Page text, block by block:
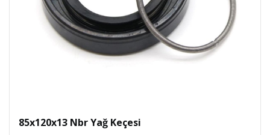
85x120x13 Nbr Yağ Keçesi